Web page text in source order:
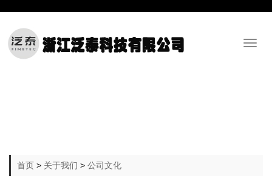
首页 > 关于我们 > 公司文化